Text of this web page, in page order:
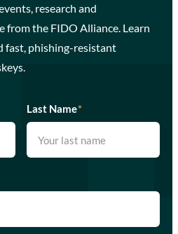
research and
from the FIDO Alliance. Learn
fast, phishing-resistant
Last Name*